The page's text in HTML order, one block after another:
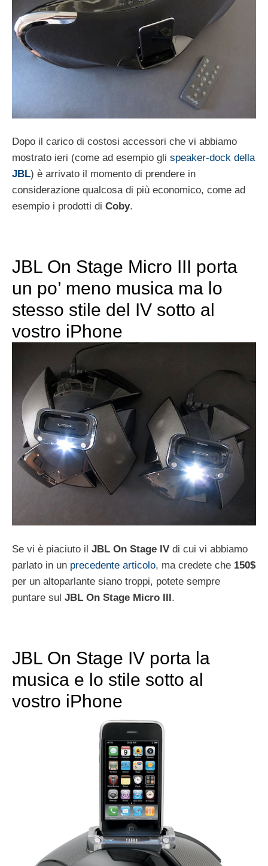
Dopo il carico di costosi accessori che vi abbiamo
mostrato ieri (come ad esempio gli speaker-dock della
JBL) è arrivato il momento di prendere in
considerazione qualcosa di più economico, come ad
esempio i prodotti di Coby.
JBL On Stage Micro III porta
un po’ meno musica ma lo
stesso stile del IV sotto al
vostro iPhone
Se vi è piaciuto il JBL On Stage IV di cui vi abbiamo
parlato in un precedente articolo, ma credete che 150$
per un altoparlante siano troppi, potete sempre
puntare sul JBL On Stage Micro III.
JBL On Stage IV porta la
musica e lo stile sotto al
vostro iPhone